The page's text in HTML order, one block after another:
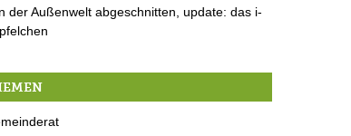
der Außenwelt abgeschnitten, update: das i-